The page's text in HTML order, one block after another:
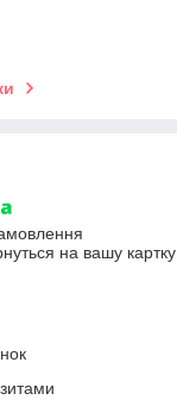
на вашу картку